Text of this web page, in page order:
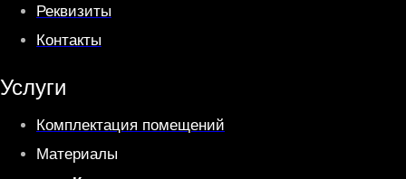
Реквизиты
Контакты
Услуги
Комплектация помещений
Материалы